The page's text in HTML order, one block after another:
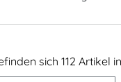
sich 112 Artikel